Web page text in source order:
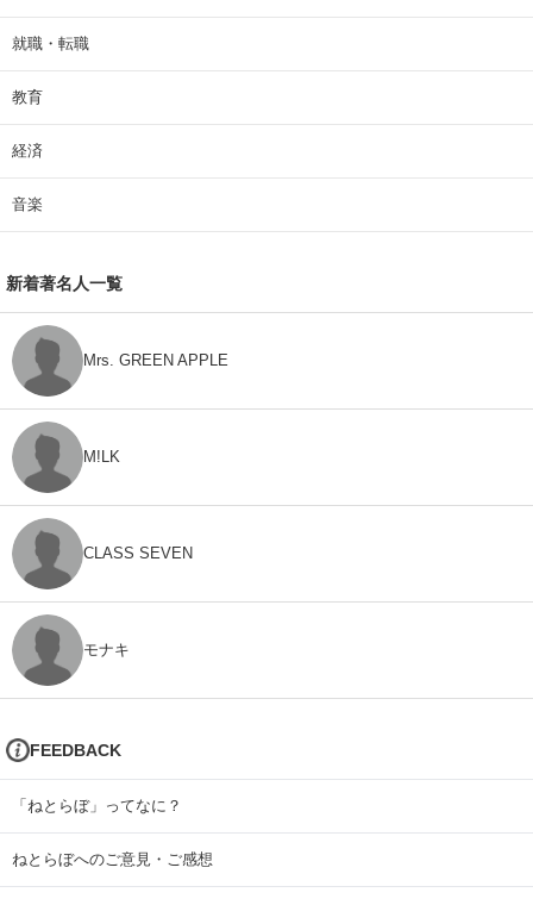
就職・転職
教育
経済
音楽
新着著名人一覧
Mrs. GREEN APPLE
M!LK
CLASS SEVEN
モナキ
FEEDBACK
「ねとらぼ」ってなに？
ねとらぼへのご意見・ご感想